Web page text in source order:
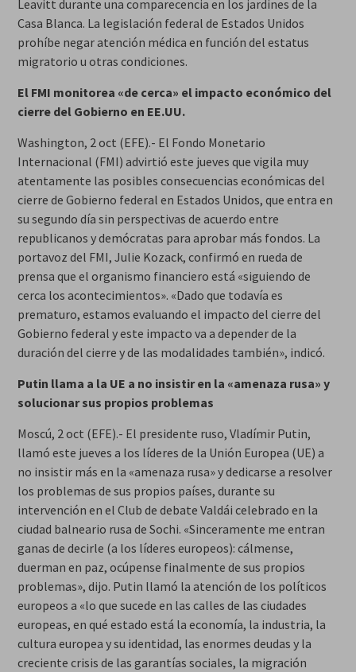
Leavitt durante una comparecencia en los jardines de la
Casa Blanca. La legislación federal de Estados Unidos
prohíbe negar atención médica en función del estatus
migratorio u otras condiciones.
El FMI monitorea «de cerca» el impacto económico del
cierre del Gobierno en EE.UU.
Washington, 2 oct (EFE).- El Fondo Monetario
Internacional (FMI) advirtió este jueves que vigila muy
atentamente las posibles consecuencias económicas del
cierre de Gobierno federal en Estados Unidos, que entra en
su segundo día sin perspectivas de acuerdo entre
republicanos y demócratas para aprobar más fondos. La
portavoz del FMI, Julie Kozack, confirmó en rueda de
prensa que el organismo financiero está «siguiendo de
cerca los acontecimientos». «Dado que todavía es
prematuro, estamos evaluando el impacto del cierre del
Gobierno federal y este impacto va a depender de la
duración del cierre y de las modalidades también», indicó.
Putin llama a la UE a no insistir en la «amenaza rusa» y
solucionar sus propios problemas
Moscú, 2 oct (EFE).- El presidente ruso, Vladímir Putin,
llamó este jueves a los líderes de la Unión Europea (UE) a
no insistir más en la «amenaza rusa» y dedicarse a resolver
los problemas de sus propios países, durante su
intervención en el Club de debate Valdái celebrado en la
ciudad balneario rusa de Sochi. «Sinceramente me entran
ganas de decirle (a los líderes europeos): cálmense,
duerman en paz, ocúpense finalmente de sus propios
problemas», dijo. Putin llamó la atención de los políticos
europeos a «lo que sucede en las calles de las ciudades
europeas, en qué estado está la economía, la industria, la
cultura europea y su identidad, las enormes deudas y la
creciente crisis de las garantías sociales, la migración